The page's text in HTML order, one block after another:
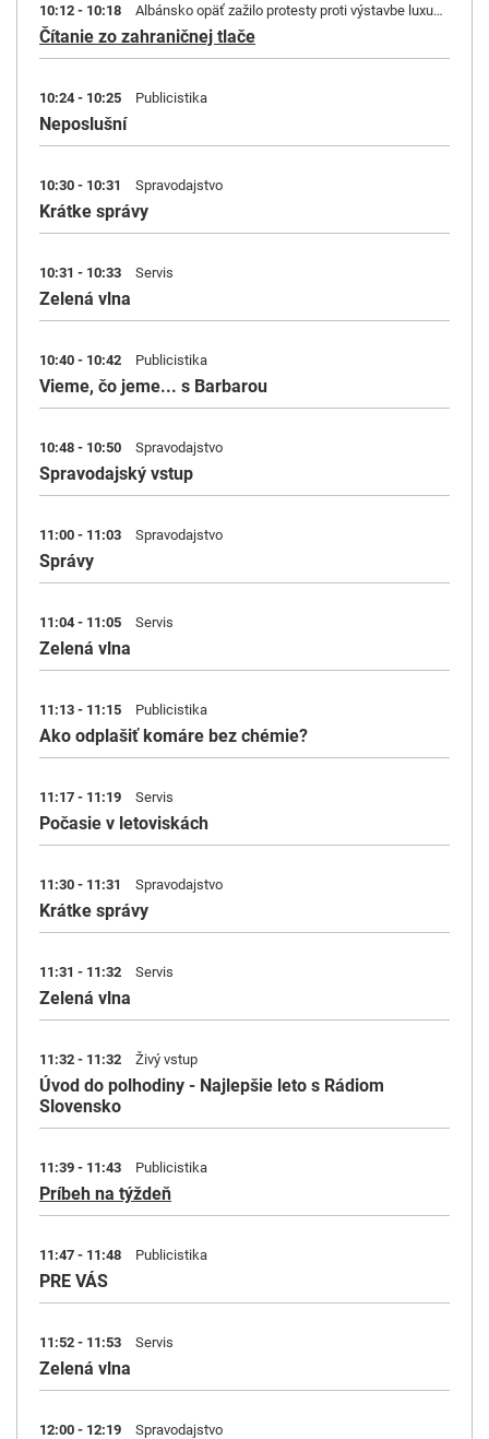
10:12 - 10:18 Albánsko opäť zažilo protesty proti výstavbe luxusného rezortu. | V centre EÚ fungovala maďarská špionážna sieť.
Čítanie zo zahraničnej tlače
10:24 - 10:25 Publicistika
Neposlušní
10:30 - 10:31 Spravodajstvo
Krátke správy
10:31 - 10:33 Servis
Zelená vlna
10:40 - 10:42 Publicistika
Vieme, čo jeme... s Barbarou
10:48 - 10:50 Spravodajstvo
Spravodajský vstup
11:00 - 11:03 Spravodajstvo
Správy
11:04 - 11:05 Servis
Zelená vlna
11:13 - 11:15 Publicistika
Ako odplašiť komáre bez chémie?
11:17 - 11:19 Servis
Počasie v letoviskách
11:30 - 11:31 Spravodajstvo
Krátke správy
11:31 - 11:32 Servis
Zelená vlna
11:32 - 11:32 Živý vstup
Úvod do polhodiny - Najlepšie leto s Rádiom
Slovensko
11:39 - 11:43 Publicistika
Príbeh na týždeň
11:47 - 11:48 Publicistika
PRE VÁS
11:52 - 11:53 Servis
Zelená vlna
12:00 - 12:19 Spravodajstvo